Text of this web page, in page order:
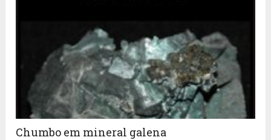
Chumbo em mineral galena